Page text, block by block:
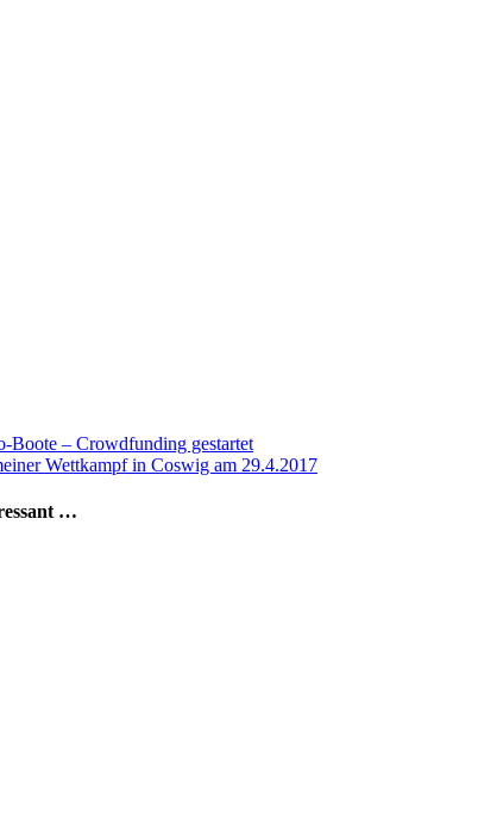
Boote – Crowdfunding gestartet
Wettkampf in Coswig am 29.4.2017
…